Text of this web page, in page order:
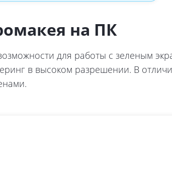
на ПК
для работы с зеленым
в высоком разрешении. В